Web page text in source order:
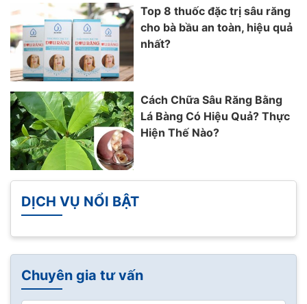
Top 8 thuốc đặc trị sâu răng
cho bà bầu an toàn, hiệu quả
nhất?
Cách Chữa Sâu Răng Bằng
Lá Bàng Có Hiệu Quả? Thực
Hiện Thế Nào?
DỊCH VỤ NỔI BẬT
Chuyên gia tư vấn